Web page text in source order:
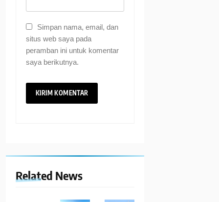
Simpan nama, email, dan
situs web saya pada
peramban ini untuk komentar
saya berikutnya.
Related News